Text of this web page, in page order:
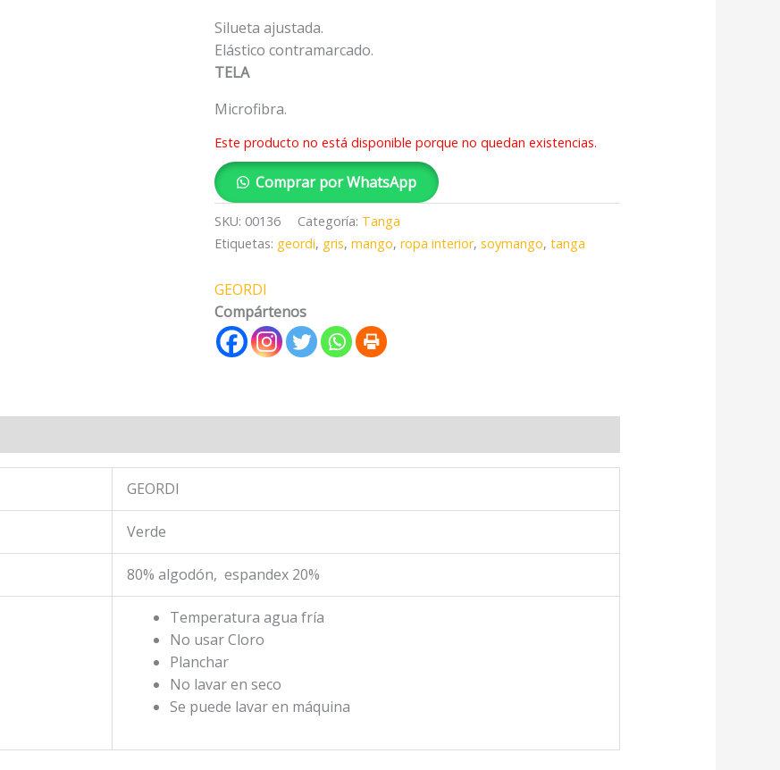
Silueta ajustada.
Elástico contramarcado.
TELA
Microfibra.
Este producto no está disponible porque no quedan existencias.
Comprar por WhatsApp
SKU: 00136 Categoría: Tanga
Etiquetas: geordi, gris,mango,ropa interior,soymango,tanga
GEORDI
Compártenos
GEORDI
Verde
80% algodón, espandex 20%
Temperatura agua fría
No usar Cloro
Planchar
No lavar en seco
Se puede lavar en máquina